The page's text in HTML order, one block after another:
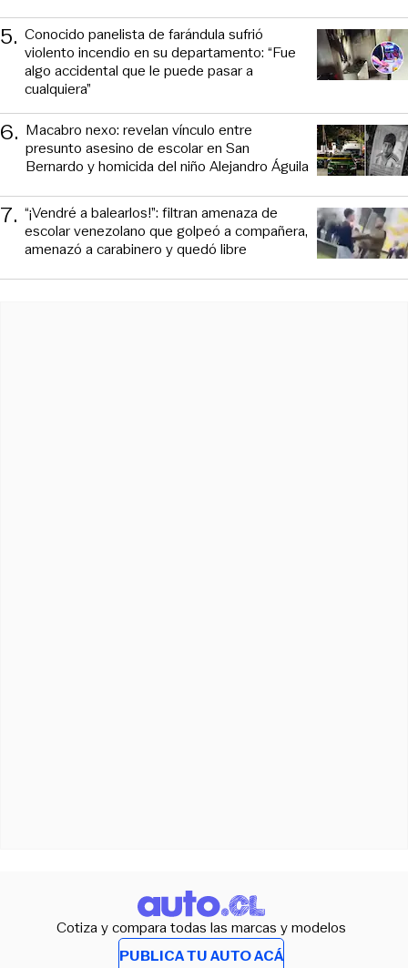
5. Conocido panelista de farándula sufrió
violento incendio en su departamento: “Fue
algo accidental que le puede pasar a
cualquiera”
6. Macabro nexo: revelan vínculo entre
presunto asesino de escolar en San
Bernardo y homicida del niño Alejandro Águila
7. “¡Vendré a balearlos!”: filtran amenaza de
escolar venezolano que golpeó a compañera,
amenazó a carabinero y quedó libre
Cotiza y compara todas las marcas y modelos
PUBLICA TU AUTO ACÁ